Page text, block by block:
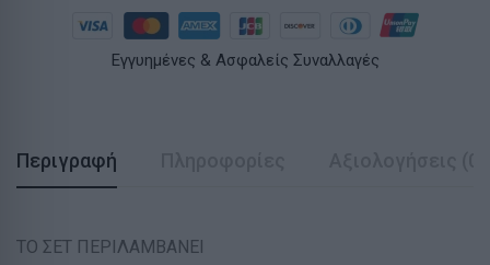
Εγγυημένες & Ασφαλείς Συναλλαγές
Περιγραφή
ΤΟ ΣΕΤ ΠΕΡΙΛΑΜΒΑΝΕΙ